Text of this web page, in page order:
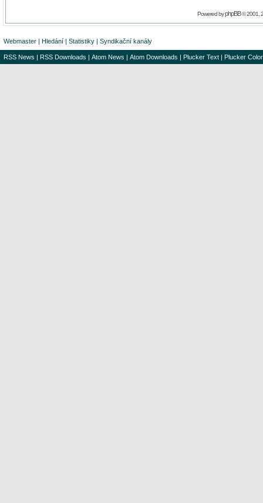
Powered byphpBB© 2001,
Webmaster | Hledání | Statistiky | Syndikační kanály
RSS News | RSS Downloads | Atom News | Atom Downloads | Plucker Text | Plucker Color